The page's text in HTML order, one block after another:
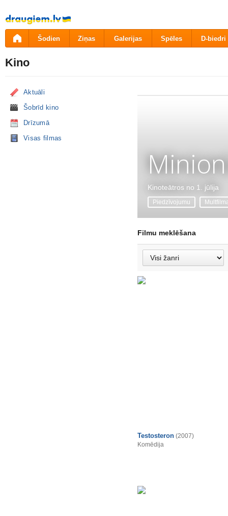
Pāriet
uz
saturu
Šodien Ziņas Galerijas Spēles D-biedri
Kino
Aktuāli
Šobrīd kino
Drīzumā
Visas filmas
Kinoteātros no 1. jūlija
Piedzīvojumu
Filmu meklēšana
Testosteron (2007)
Komēdija